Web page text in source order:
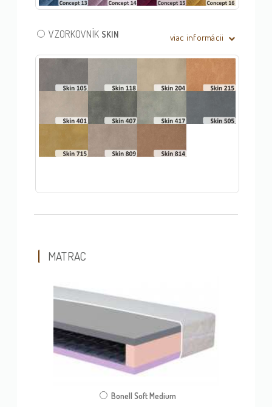
VZORKOVNÍK SKIN viac informácii
MATRAC
Bonell Soft Medium